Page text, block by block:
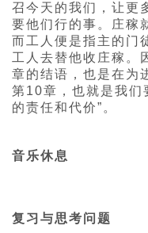
召今天的我们，让更
要他们行的事。庄稼
而工人便是指主的门
工人去替他收庄稼。
章的结语，也是在为
第10章，也就是我们
的责任和代价”。
音乐休息
复习与思考问题